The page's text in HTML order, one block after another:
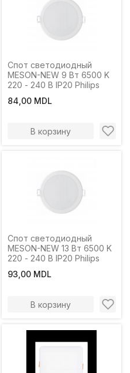
Спот светодиодный
MESON-NEW 9 Вт 6500 K
220 - 240 В IP20 Philips
84,00 MDL
В корзину
Спот светодиодный
MESON-NEW 13 Вт 6500 K
220 - 240 В IP20 Philips
93,00 MDL
В корзину